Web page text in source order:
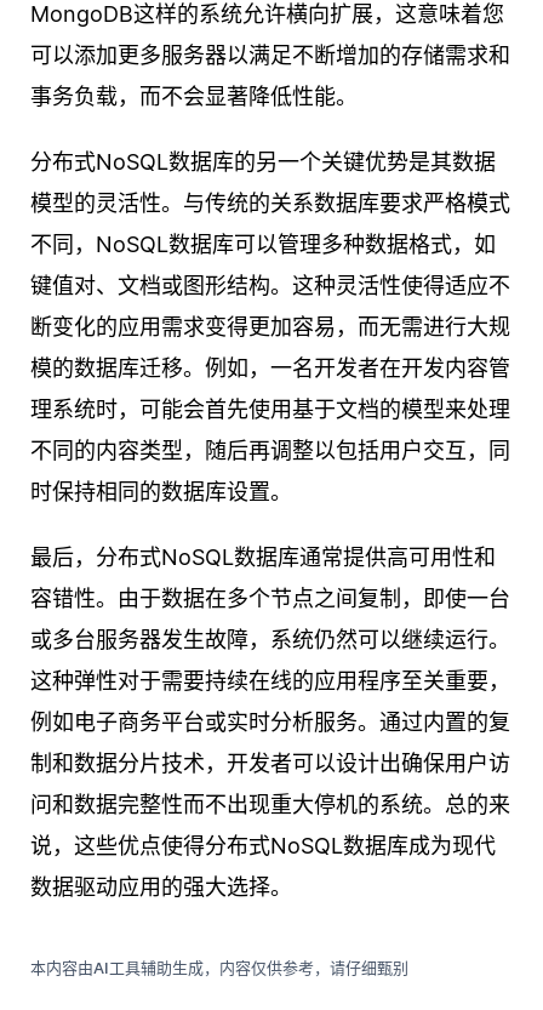
MongoDB这样的系统允许横向扩展，这意味着您
可以添加更多服务器以满足不断增加的存储需求和
事务负载，而不会显著降低性能。
分布式NoSQL数据库的另一个关键优势是其数据
模型的灵活性。与传统的关系数据库要求严格模式
不同，NoSQL数据库可以管理多种数据格式，如
键值对、文档或图形结构。这种灵活性使得适应不
断变化的应用需求变得更加容易，而无需进行大规
模的数据库迁移。例如，一名开发者在开发内容管
理系统时，可能会首先使用基于文档的模型来处理
不同的内容类型，随后再调整以包括用户交互，同
时保持相同的数据库设置。
最后，分布式NoSQL数据库通常提供高可用性和
容错性。由于数据在多个节点之间复制，即使一台
或多台服务器发生故障，系统仍然可以继续运行。
这种弹性对于需要持续在线的应用程序至关重要，
例如电子商务平台或实时分析服务。通过内置的复
制和数据分片技术，开发者可以设计出确保用户访
问和数据完整性而不出现重大停机的系统。总的来
说，这些优点使得分布式NoSQL数据库成为现代
数据驱动应用的强大选择。
本内容由AI工具辅助生成，内容仅供参考，请仔细甄别